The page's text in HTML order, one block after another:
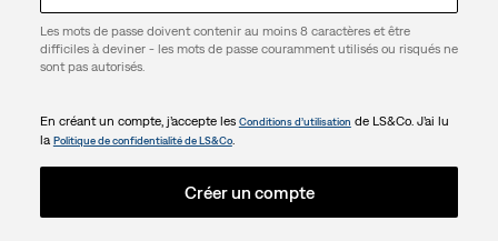
Les mots de passe doivent contenir au moins 8 caractères et être
difficiles à deviner - les mots de passe couramment utilisés ou risqués ne
sont pas autorisés.
En créant un compte, j’accepte les Conditions d’utilisation de LS&Co. J’ai lu
la Politique de confidentialité de LS&Co.
Créer un compte